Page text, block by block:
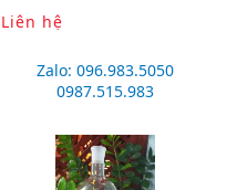
Liên hệ
Zalo: 096.983.5050
0987.515.983